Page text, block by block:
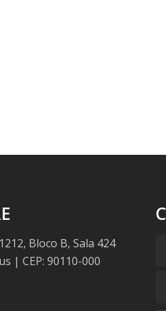
Bloco B, Sala 424
| CEP: 90110-000